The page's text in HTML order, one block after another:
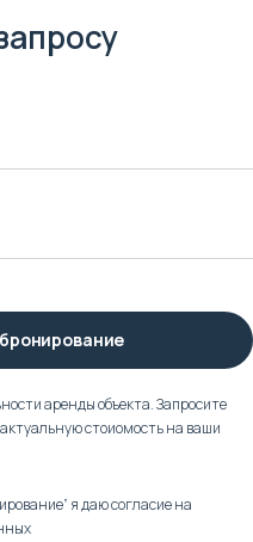
аренды объекта. Запросите
стоиомость на ваши
я даю согласие на